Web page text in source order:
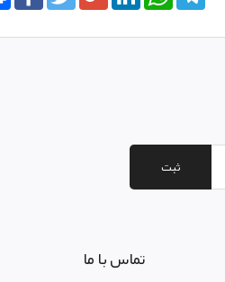
ثبت
تماس با ما